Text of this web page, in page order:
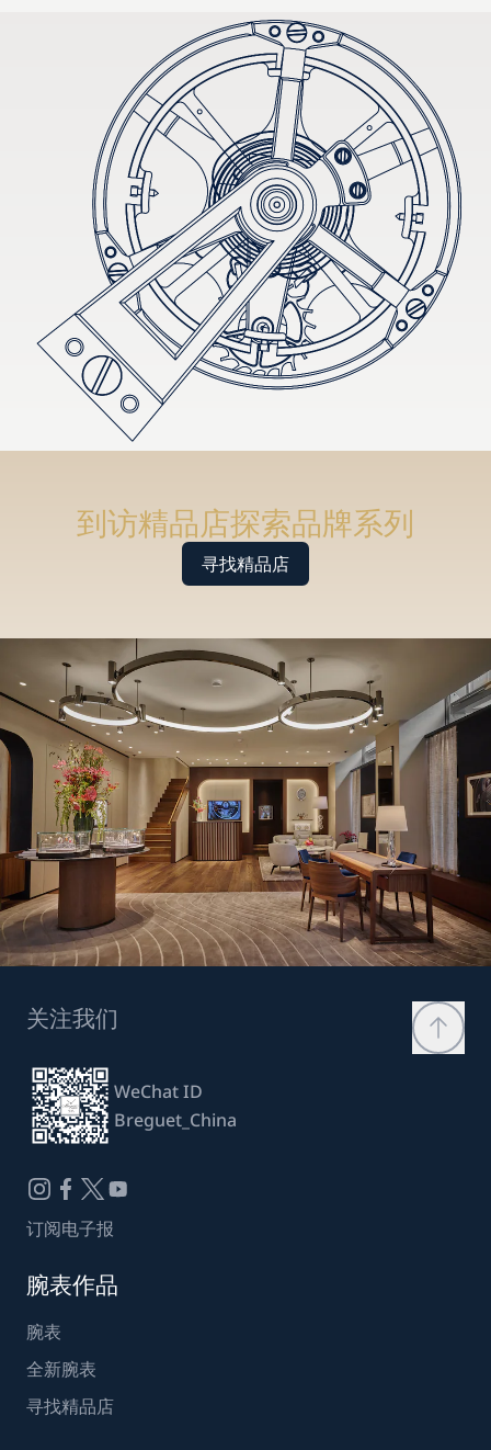
到访精品店探索品牌系列
寻找精品店
关注我们
WeChat ID
Breguet_China
订阅电子报
腕表作品
腕表
全新腕表
寻找精品店